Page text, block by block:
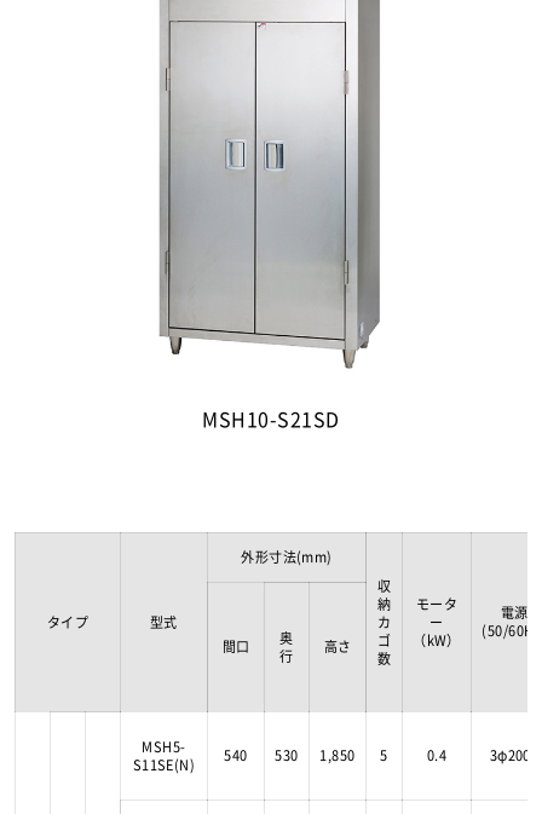
MSH10-S21SD
タイプ 型式
外形寸法(mm)
収
納
カ
ゴ
数
モータ
ー
（kW）
電源
(50/
間口
奥
行
高さ
MSH5-
S11SE(N)
540 530 1,850 5 0.4 3φ200V